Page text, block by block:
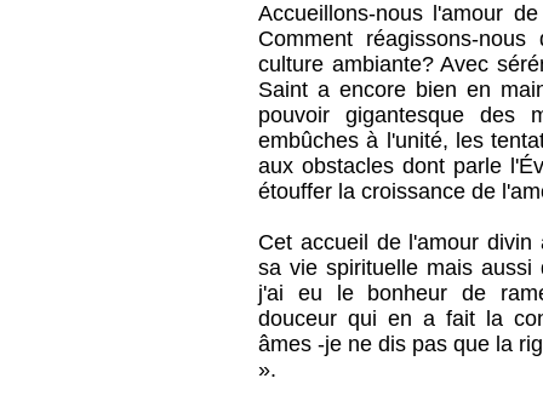
Accueillons-nous l'amour
Comment réagissons-
culture ambiante? Avec
Saint a encore bien en
pouvoir gigantesque des
embûches à l'unité, les
aux obstacles dont parle
étouffer la croissance de
Cet accueil de l'amour
sa vie spirituelle mais
j'ai eu le bonheur de
douceur qui en a fait la
âmes -je ne dis pas que la
».